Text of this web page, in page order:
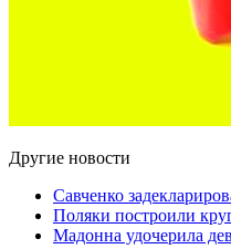
Другие новости
Савченко
Поляки построили
Мадонна удочерила